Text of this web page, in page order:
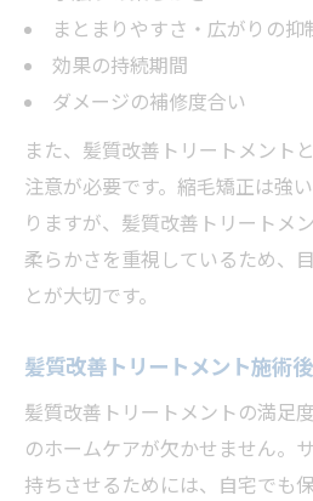
まとまりやすさ・広がりの抑
効果の持続期間
ダメージの補修度合い
また、髪質改善トリートメント
注意が必要です。縮毛矯正は強
りますが、髪質改善トリートメ
柔らかさを重視しているため、
とが大切です。
髪質改善トリートメント施術
髪質改善トリートメントの満足
のホームケアが欠かせません。
持ちさせるためには、自宅でも